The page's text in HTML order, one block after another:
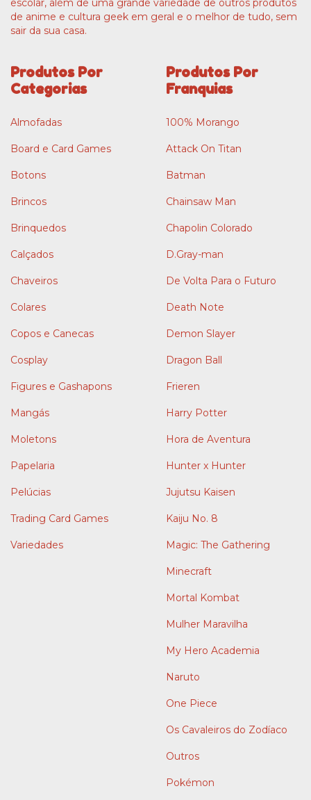
escolar, além de uma grande variedade de outros produtos
de anime e cultura geek em geral e o melhor de tudo, sem
sair da sua casa.
Produtos Por
Categorias
Almofadas
Board e Card Games
Botons
Brincos
Brinquedos
Calçados
Chaveiros
Colares
Copos e Canecas
Cosplay
Figures e Gashapons
Mangás
Moletons
Papelaria
Pelúcias
Trading Card Games
Variedades
Produtos Por
Franquias
100% Morango
Attack On Titan
Batman
Chainsaw Man
Chapolin Colorado
D.Gray-man
De Volta Para o Futuro
Death Note
Demon Slayer
Dragon Ball
Frieren
Harry Potter
Hora de Aventura
Hunter x Hunter
Jujutsu Kaisen
Kaiju No. 8
Magic: The Gathering
Minecraft
Mortal Kombat
Mulher Maravilha
My Hero Academia
Naruto
One Piece
Os Cavaleiros do Zodíaco
Outros
Pokémon